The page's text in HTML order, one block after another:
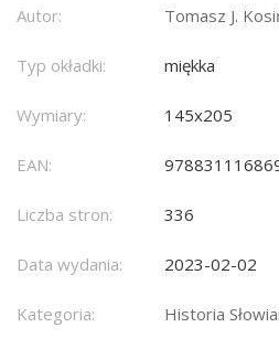
Autor: Tomasz J.
Typ okładki: miękka
Wymiary: 145x205
EAN:
Liczba stron: 336
Data wydania: 2023-02-02
Kategoria: Historia